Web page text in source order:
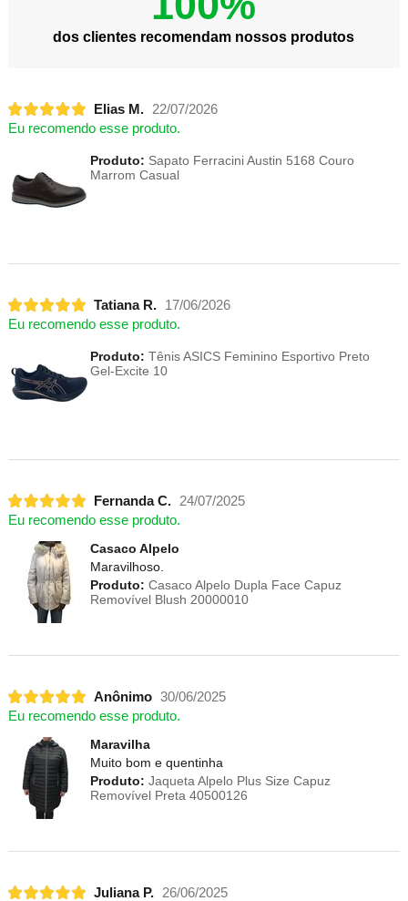
dos clientes recomendam nossos produtos
Elias M.
22/07/2026
Eu recomendo esse produto.
Produto: Sapato Ferracini Austin 5168 Couro
Marrom Casual
Tatiana R.
17/06/2026
Eu recomendo esse produto.
Produto: Tênis ASICS Feminino Esportivo Preto
Gel-Excite 10
Fernanda C.
24/07/2025
Eu recomendo esse produto.
Casaco Alpelo
Maravilhoso.
Produto: Casaco Alpelo Dupla Face Capuz
Removível Blush 20000010
Anônimo 30/06/2025
Eu recomendo esse produto.
Maravilha
Muito bom e quentinha
Produto: Jaqueta Alpelo Plus Size Capuz
Removível Preta 40500126
Juliana P.
26/06/2025